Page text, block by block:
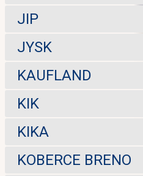
JIP
JYSK
KAUFLAND
KIK
KIKA
KOBERCE BRENO